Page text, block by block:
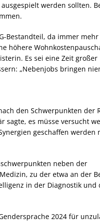
werden sollten.
Bestandteil, da immer
höhere
Es sei eine Zeit großer
„Nebenjobs bringen
den Schwerpunkten der
sagte, es müsse versucht
geschaffen werden
neben der
zu der etwa an der
in der Diagnostik und
2024 für